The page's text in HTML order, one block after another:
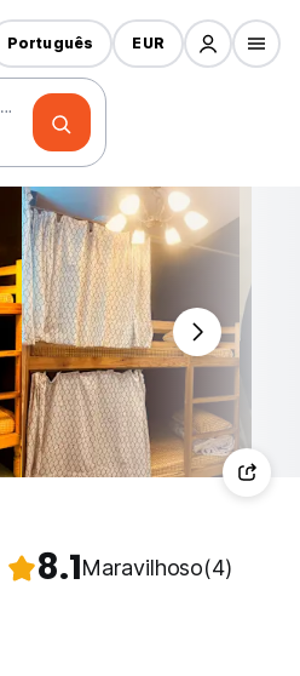
Hóspedes
Português EUR
8.1Maravilhoso(4)